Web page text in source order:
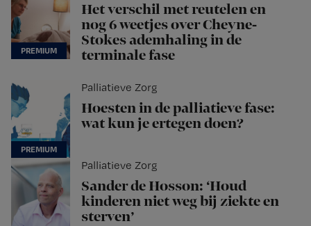
Het verschil met reutelen en
nog 6 weetjes over Cheyne-
Stokes ademhaling in de
terminale fase
Palliatieve Zorg
Hoesten in de palliatieve fase:
wat kun je ertegen doen?
Palliatieve Zorg
Sander de Hosson: ‘Houd
kinderen niet weg bij ziekte en
sterven’